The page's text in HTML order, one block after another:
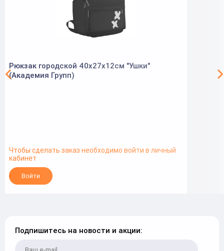
Рюкзак городской 40х27х12см "Ушки"
(Академия Групп)
Чтобы сделать заказ необходимо войти в личный
кабинет
Войти
Подпишитесь на новости и акции: